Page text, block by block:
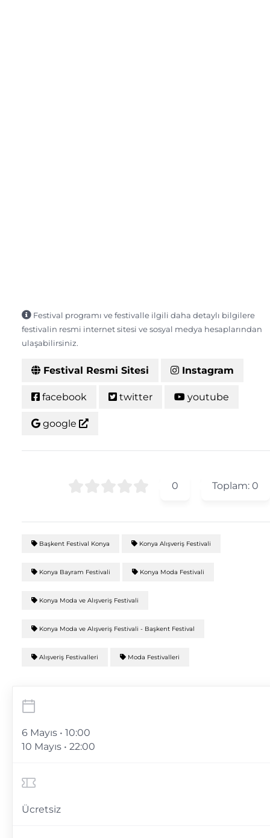
Festival programı ve festivalle ilgili daha detaylı bilgilere
festivalin resmi internet sitesi ve sosyal medya hesaplarından
ulaşabilirsiniz.
Festival Resmi Sitesi Instagram
facebook twitter youtube
google
0 Toplam: 0
Başkent Festival Konya Konya Alışveriş Festivali
Konya Bayram Festivali Konya Moda Festivali
Konya Moda ve Alışveriş Festivali
Konya Moda ve Alışveriş Festivali - Başkent Festival
Alışveriş Festivalleri Moda Festivalleri
6 Mayıs • 10:00
10 Mayıs • 22:00
Ücretsiz